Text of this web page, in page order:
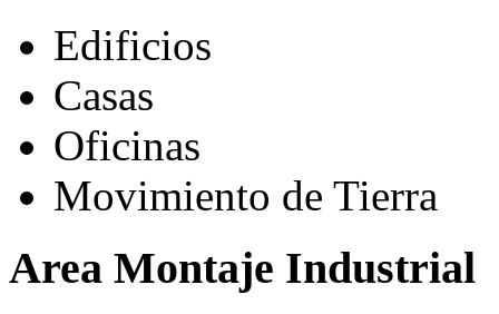
Edificios
Casas
Oficinas
Movimiento de Tierra
Area Montaje Industrial